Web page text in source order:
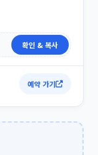
확인 & 복사
예약 가기